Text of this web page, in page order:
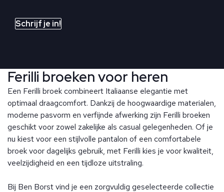
Schrijf je in!
Ferilli broeken voor heren
Een Ferilli broek combineert Italiaanse elegantie met
optimaal draagcomfort. Dankzij de hoogwaardige materialen,
moderne pasvorm en verfijnde afwerking zijn Ferilli broeken
geschikt voor zowel zakelijke als casual gelegenheden. Of je
nu kiest voor een stijlvolle pantalon of een comfortabele
broek voor dagelijks gebruik, met Ferilli kies je voor kwaliteit,
veelzijdigheid en een tijdloze uitstraling.
Bij Ben Borst vind je een zorgvuldig geselecteerde collectie